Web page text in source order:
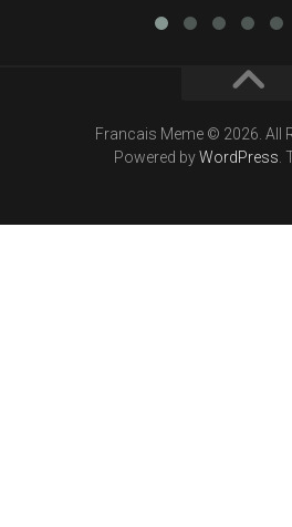
Francais Meme © 2026. All
Powered byWordPress .